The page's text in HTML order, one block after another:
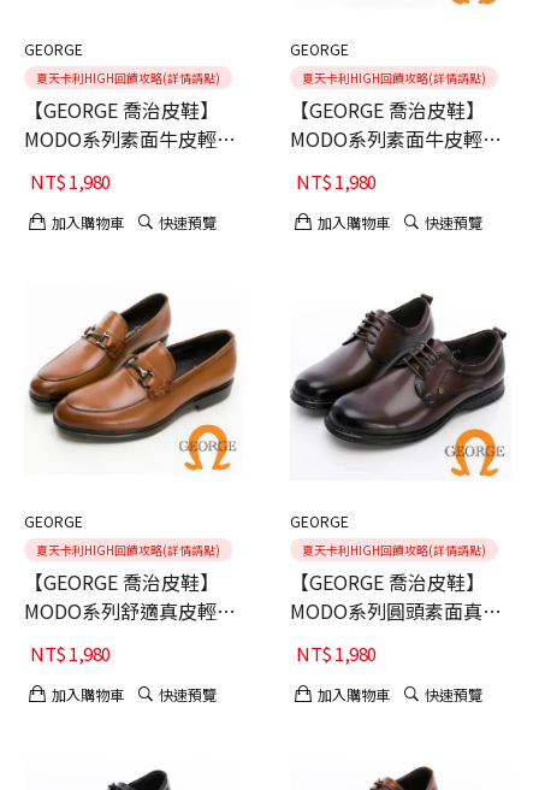
GEORGE
夏天卡利HIGH回饋攻略(詳情請點)
【GEORGE 喬治皮鞋】
MODO系列素面牛皮輕量
繫帶帆船鞋-棕
NT$1,980
加入購物車 快速預覽
GEORGE
夏天卡利HIGH回饋攻略(詳情請點)
【GEORGE 喬治皮鞋】
MODO系列素面牛皮輕量
繫帶帆船鞋-藍
NT$1,980
加入購物車 快速預覽
GEORGE
夏天卡利HIGH回饋攻略(詳情請點)
【GEORGE 喬治皮鞋】
MODO系列舒適真皮輕量
馬蹄釦樂福鞋 -棕39
NT$1,980
加入購物車 快速預覽
GEORGE
夏天卡利HIGH回饋攻略(詳情請點)
【GEORGE 喬治皮鞋】
MODO系列圓頭素面真皮
綁帶商務機能鞋 -咖40
NT$1,980
加入購物車 快速預覽